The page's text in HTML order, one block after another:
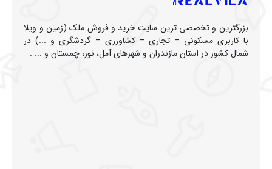
بزرگترین و تخصصی ترین سایت خرید و فروش ملک (زمین و ویلا
با کاربری مسکونی – تجاری – کشاورزی – گردشگری و ...) در
شمال کشور در استان مازندران و شهرهای آمل، نور، چمستان و ... .